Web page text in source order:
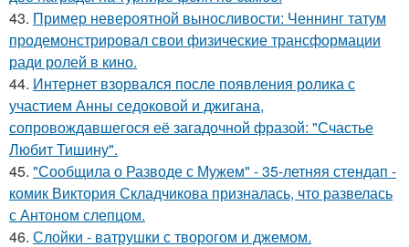
43. Пример невероятной выносливости: Ченнинг татум
продемонстрировал свои физические трансформации
ради ролей в кино.
44. Интернет взорвался после появления ролика с
участием Анны седоковой и джигана,
сопровождавшегося её загадочной фразой: "Счастье
Любит Тишину".
45. "Сообщила о Разводе с Мужем" - 35-летняя стендап -
комик Виктория Складчикова призналась, что развелась
с Антоном слепцом.
46. Слойки - ватрушки с творогом и джемом.